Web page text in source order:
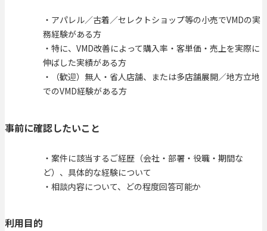
・アパレル／古着／セレクトショップ等の小売でVMDの実
務経験がある方
・特に、VMD改善によって購入率・客単価・売上を実際に
伸ばした実績がある方
・（歓迎）無人・省人店舗、または多店舗展開／地方立地
でのVMD経験がある方
事前に確認したいこと
・案件に該当するご経歴（会社・部署・役職・期間な
ど）、具体的な経験について
・相談内容について、どの程度回答可能か
利用目的